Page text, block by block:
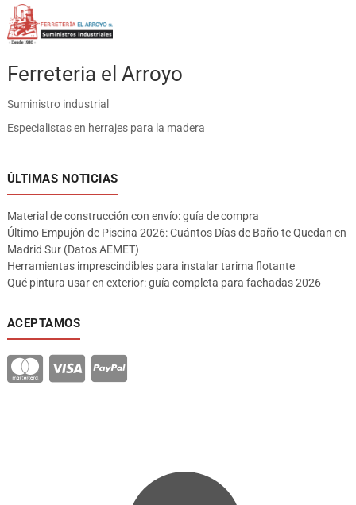
Ferreteria el Arroyo
Suministro industrial
Especialistas en herrajes para la madera
ÚLTIMAS NOTICIAS
Material de construcción con envío: guía de compra
Último Empujón de Piscina 2026: Cuántos Días de Baño te Quedan en
Madrid Sur (Datos AEMET)
Herramientas imprescindibles para instalar tarima flotante
Qué pintura usar en exterior: guía completa para fachadas 2026
ACEPTAMOS